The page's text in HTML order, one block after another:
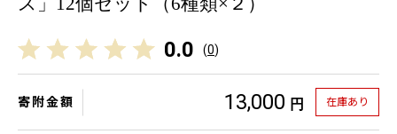
0.0 (0)
寄附金額 13,000 円 在庫あり